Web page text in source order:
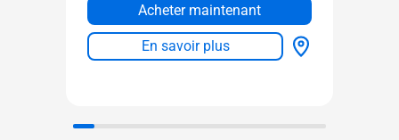
Acheter maintenant
En savoir plus